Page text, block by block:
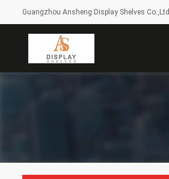
Guangzhou Ansheng Display Shelves Co.,Ltd